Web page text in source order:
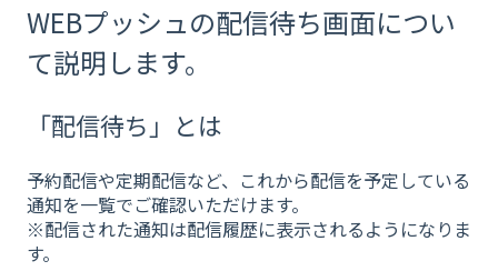
WEBプッシュの配信待ち画面につい
て説明します。
「配信待ち」とは
予約配信や定期配信など、これから配信を予定している
通知を一覧でご確認いただけます。
※配信された通知は配信履歴に表示されるようになりま
す。